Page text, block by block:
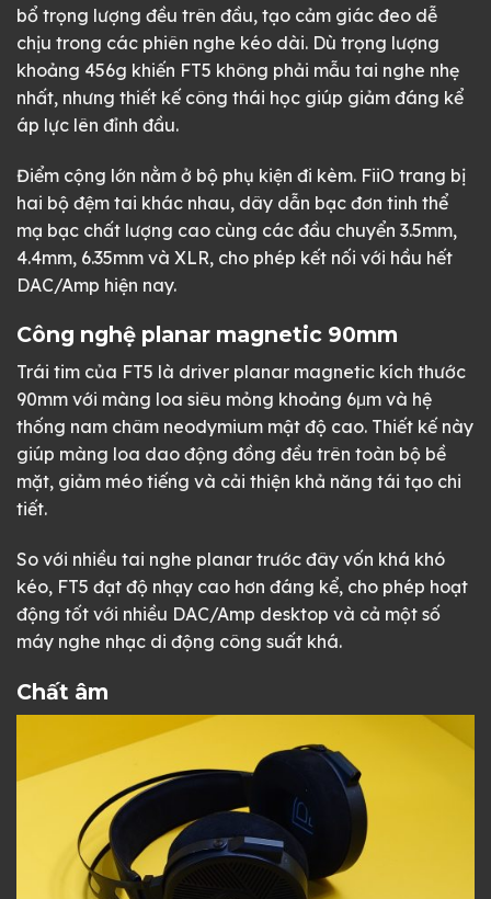
bổ trọng lượng đều trên đầu, tạo cảm giác đeo dễ
chịu trong các phiên nghe kéo dài. Dù trọng lượng
khoảng 456g khiến FT5 không phải mẫu tai nghe nhẹ
nhất, nhưng thiết kế công thái học giúp giảm đáng kể
áp lực lên đỉnh đầu.
Điểm cộng lớn nằm ở bộ phụ kiện đi kèm. FiiO trang bị
hai bộ đệm tai khác nhau, dây dẫn bạc đơn tinh thể
mạ bạc chất lượng cao cùng các đầu chuyển 3.5mm,
4.4mm, 6.35mm và XLR, cho phép kết nối với hầu hết
DAC/Amp hiện nay.
Công nghệ planar magnetic 90mm
Trái tim của FT5 là driver planar magnetic kích thước
90mm với màng loa siêu mỏng khoảng 6μm và hệ
thống nam châm neodymium mật độ cao. Thiết kế này
giúp màng loa dao động đồng đều trên toàn bộ bề
mặt, giảm méo tiếng và cải thiện khả năng tái tạo chi
tiết.
So với nhiều tai nghe planar trước đây vốn khá khó
kéo, FT5 đạt độ nhạy cao hơn đáng kể, cho phép hoạt
động tốt với nhiều DAC/Amp desktop và cả một số
máy nghe nhạc di động công suất khá.
Chất âm